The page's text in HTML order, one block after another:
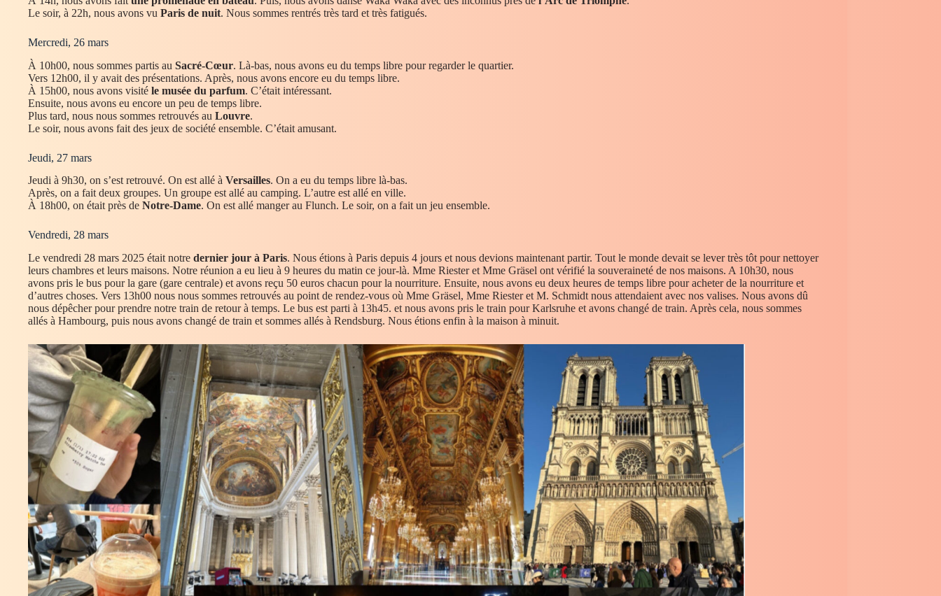
Le soir, à 22h, nous avons vu Paris de nuit. Nous sommes rentrés très tard et très fatigués.
Mercredi, 26 mars
À 10h00, nous sommes partis au Sacré-Cœur. Là-bas, nous avons eu du temps libre pour regarder le quartier.
Vers 12h00, il y avait des présentations. Après, nous avons encore eu du temps libre.
À 15h00, nous avons visité le musée du parfum. C’était intéressant.
Ensuite, nous avons eu encore un peu de temps libre.
Plus tard, nous nous sommes retrouvés au Louvre.
Le soir, nous avons fait des jeux de société ensemble. C’était amusant.
Jeudi, 27 mars
Jeudi à 9h30, on s’est retrouvé. On est allé à Versailles. On a eu du temps libre là-bas.
Après, on a fait deux groupes. Un groupe est allé au camping. L’autre est allé en ville.
À 18h00, on était près de Notre-Dame. On est allé manger au Flunch. Le soir, on a fait un jeu ensemble.
Vendredi, 28 mars
Le vendredi 28 mars 2025 était notre dernier jour à Paris. Nous étions à Paris depuis 4 jours et nous devions maintenant partir. Tout le monde devait se lever très tôt pour nettoyer
leurs chambres et leurs maisons. Notre réunion a eu lieu à 9 heures du matin ce jour-là. Mme Riester et Mme Gräsel ont vérifié la souveraineté de nos maisons. A 10h30, nous
avons pris le bus pour la gare (gare centrale) et avons reçu 50 euros chacun pour la nourriture. Ensuite, nous avons eu deux heures de temps libre pour acheter de la nourriture et
d’autres choses. Vers 13h00 nous nous sommes retrouvés au point de rendez-vous où Mme Gräsel, Mme Riester et M. Schmidt nous attendaient avec nos valises. Nous avons dû
nous dépêcher pour prendre notre train de retour à temps. Le bus est parti à 13h45. et nous avons pris le train pour Karlsruhe et avons changé de train. Après cela, nous sommes
allés à Hambourg, puis nous avons changé de train et sommes allés à Rendsburg. Nous étions enfin à la maison à minuit.